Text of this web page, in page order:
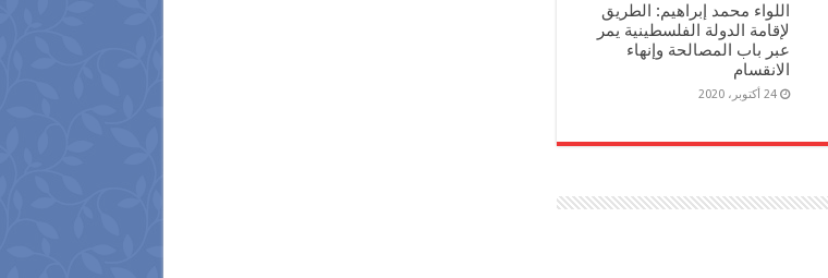
اللواء محمد إبراهيم: الطريق
لإقامة الدولة الفلسطينية يمر
عبر باب المصالحة وإنهاء
الانقسام
24 أكتوبر، 2020